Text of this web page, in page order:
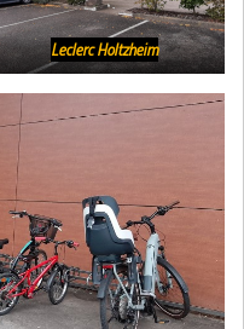
Leclerc Holtzheim